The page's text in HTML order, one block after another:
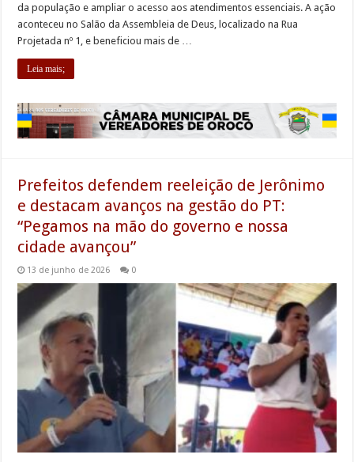
da população e ampliar o acesso aos atendimentos essenciais. A ação
aconteceu no Salão da Assembleia de Deus, localizado na Rua
Projetada nº 1, e beneficiou mais de …
Leia mais;
Prefeitos defendem reeleição de Jerônimo
e destacam avanços na gestão do PT:
“Pegamos na mão do governo e nossa
cidade avançou”
13 de junho de 2026 0